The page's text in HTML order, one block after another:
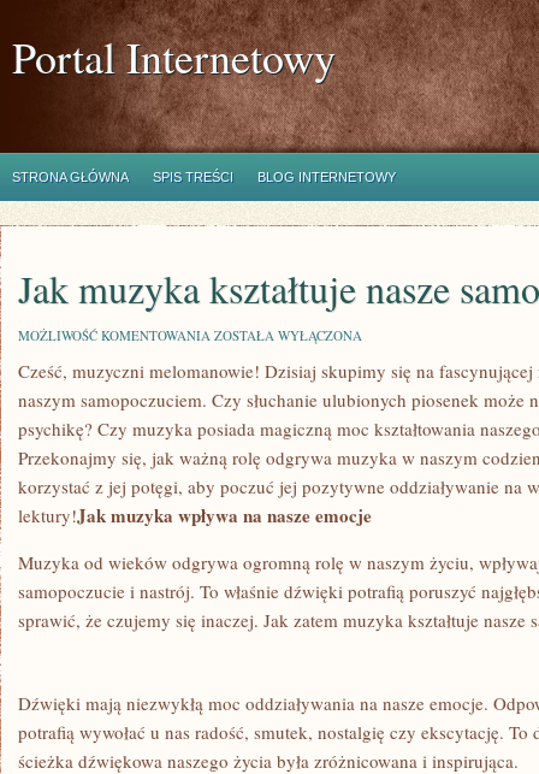
Portal Internetowy
STRONA GŁÓWNA SPIS TREŚCI BLOG INTERNETOWY
Jak muzyka kształtuje nasze
MOŻLIWOŚĆ KOMENTOWANIA JAK
KSZTAŁTUJE
SAMOPOCZUCIE
ZOSTAŁA WYŁĄCZONA
Cześć, ⁤muzyczni melomanowie! Dzisiaj ⁢skupimy się na
naszym‌ samopoczuciem. Czy słuchanie ulubionych piosenek⁣ może⁤
psychikę?⁢ Czy muzyka posiada magiczną moc kształtowania
Przekonajmy się,‌ jak ‌ważną rolę ⁢odgrywa muzyka w naszym
korzystać z jej ⁤potęgi, aby⁤ poczuć jej pozytywne​ oddziaływanie na
lektury!Jak muzyka‌ wpływa na ⁣nasze emocje
Muzyka od wieków odgrywa ogromną ⁢rolę w naszym życiu,
samopoczucie⁢ i nastrój. To właśnie dźwięki ⁢potrafią poruszyć
sprawić, że czujemy⁢ się inaczej. Jak‍ zatem muzyka kształtuje nasze
Dźwięki mają ‍niezwykłą moc‍ oddziaływania na‌ nasze emocje.
potrafią wywołać u nas radość, smutek, nostalgię czy ekscytację.
ścieżka dźwiękowa naszego życia była⁤ zróżnicowana i inspirująca.